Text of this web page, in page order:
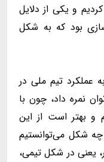
و یکی از دلایل
بود که به شکل
عملکرد تیم ملی در
نمره داد، چون با
و بهتر است از این
چه شکل می‌توانستیم
یعنی در شکل تیمی،